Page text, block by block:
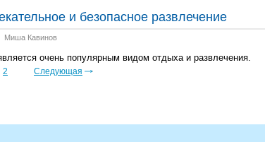
и безопасное развлечение
Миша Кавинов
очень популярным видом отдыха и развлечения.
2 Следующая